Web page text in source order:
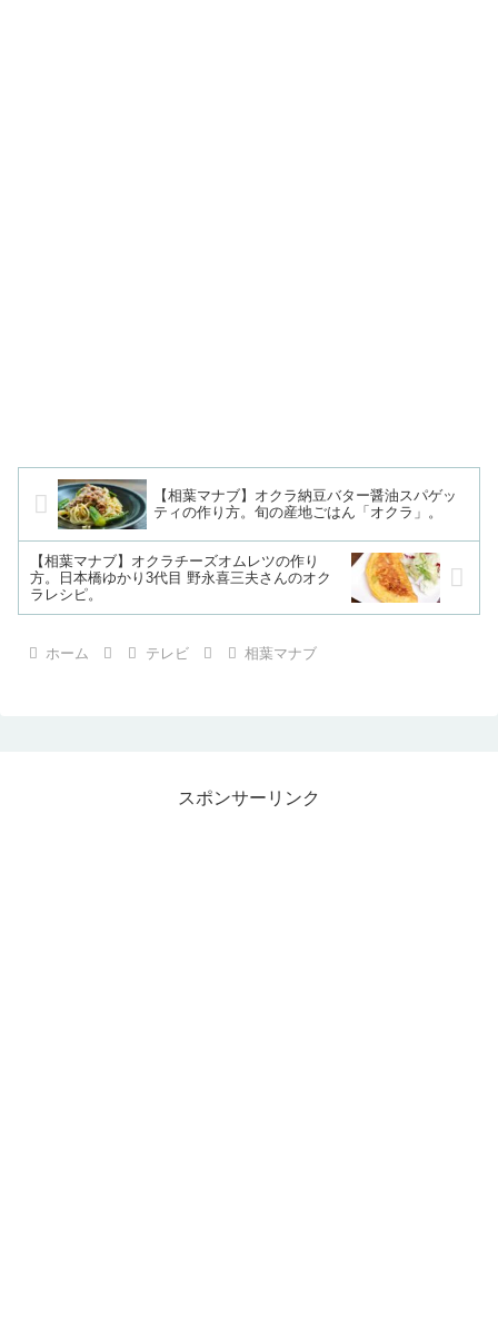
【相葉マナブ】オクラ納豆バター醤油スパゲッ
ティの作り方。旬の産地ごはん「オクラ」。
【相葉マナブ】オクラチーズオムレツの作り
方。日本橋ゆかり3代目 野永喜三夫さんのオク
ラレシピ。
ホーム テレビ 相葉マナブ
スポンサーリンク